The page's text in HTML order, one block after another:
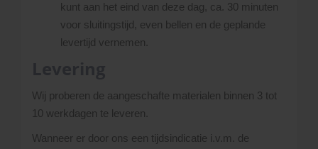
kunt aan het eind van deze dag, ca. 30 minuten
voor sluitingstijd, even bellen en de geplande
levertijd vernemen.
Wij proberen de aangeschafte materialen binnen 3 tot
10 werkdagen te leveren.
Wanneer er door ons een tijdsindicatie i.v.m. de